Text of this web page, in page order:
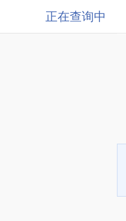
正在查询中